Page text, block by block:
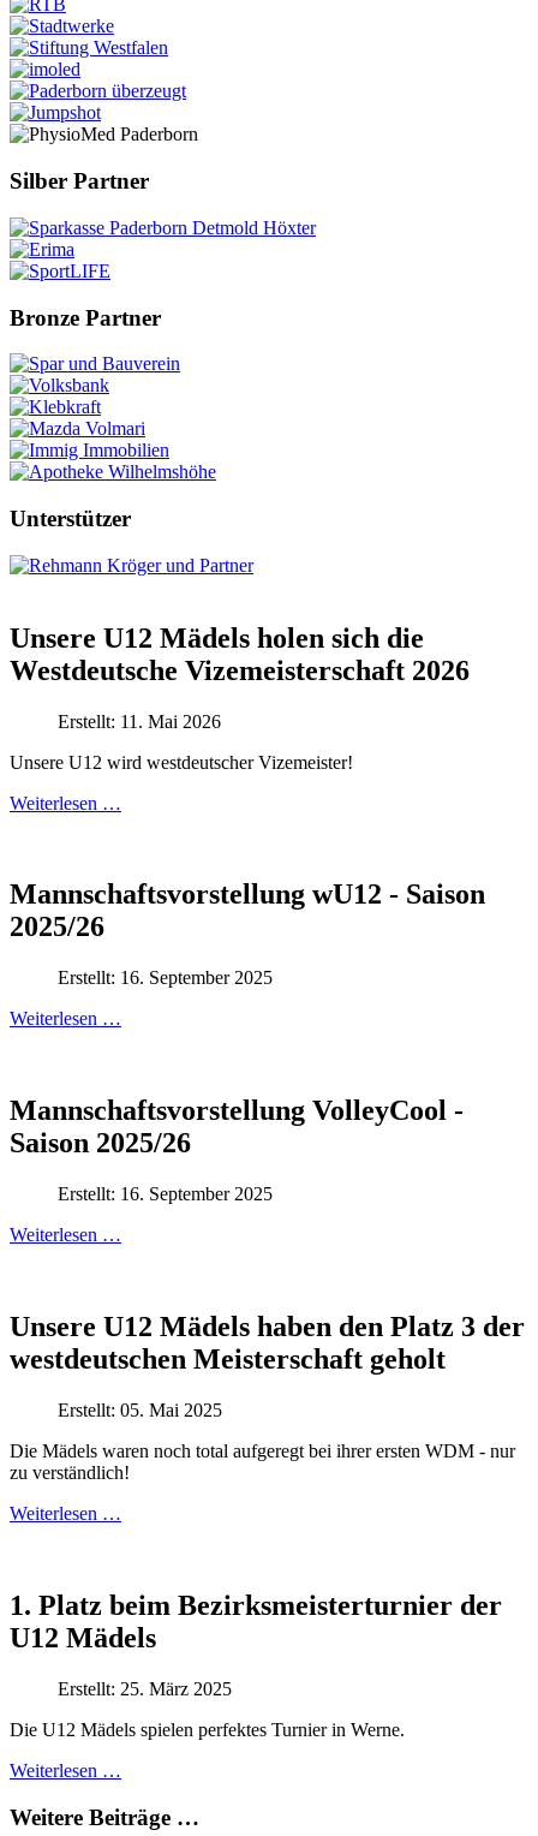
Silber Partner
Bronze Partner
Unterstützer
Unsere U12 Mädels holen sich die
Westdeutsche Vizemeisterschaft 2026
Erstellt: 11. Mai 2026
Unsere U12 wird westdeutscher Vizemeister!
Weiterlesen …
Mannschaftsvorstellung wU12 - Saison
2025/26
Erstellt: 16. September 2025
Weiterlesen …
Mannschaftsvorstellung VolleyCool -
Saison 2025/26
Erstellt: 16. September 2025
Weiterlesen …
Unsere U12 Mädels haben den Platz 3 der
westdeutschen Meisterschaft geholt
Erstellt: 05. Mai 2025
Die Mädels waren noch total aufgeregt bei ihrer ersten WDM - nur
zu verständlich!
Weiterlesen …
1. Platz beim Bezirksmeisterturnier der
U12 Mädels
Erstellt: 25. März 2025
Die U12 Mädels spielen perfektes Turnier in Werne.
Weiterlesen …
Weitere Beiträge …